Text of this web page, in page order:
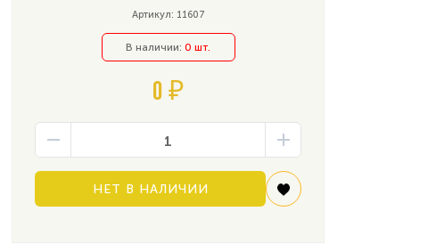
Артикул: 11607
В наличии:0 шт.
0 ₽
НЕТ В НАЛИЧИИ